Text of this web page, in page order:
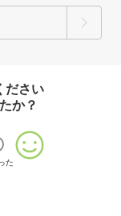
ださい
か？
た